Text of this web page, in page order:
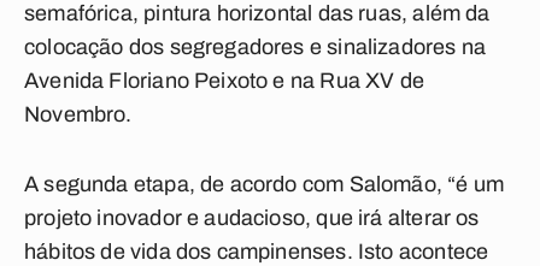
semafórica, pintura horizontal das ruas, além da
colocação dos segregadores e sinalizadores na
Avenida Floriano Peixoto e na Rua XV de
Novembro.
A segunda etapa, de acordo com Salomão, “é um
projeto inovador e audacioso, que irá alterar os
hábitos de vida dos campinenses. Isto acontece